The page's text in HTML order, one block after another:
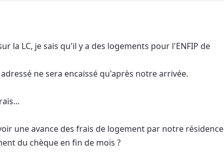
la LC, je sais qu'il y a des logements pour l'ENFIP de
ne sera encaissé qu'après notre arrivée.
une avance des frais de logement par notre résidence
du chèque en fin de mois ?